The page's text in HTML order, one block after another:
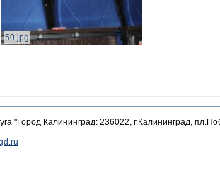
50.jpg
"Город Калининград: 236022, г.Калининград,